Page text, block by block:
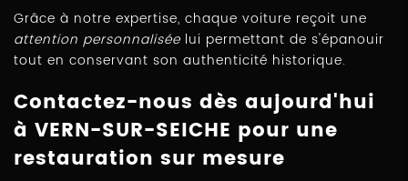
Grâce à notre expertise, chaque voiture reçoit une
attention personnalisée lui permettant de s'épanouir
tout en conservant son authenticité historique.
Contactez-nous dès aujourd'hui
à VERN-SUR-SEICHE pour une
restauration sur mesure